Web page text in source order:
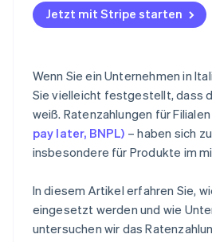
Risikomanagement
Steuern
Belege und Einzug von
Organisatorische Vorteile
Jetzt mit Stripe starten
Wenn Sie ein Unternehmen in
Sie vielleicht festgestellt, dass
weiß. Ratenzahlungen für
pay later, BNPL) – haben sich
insbesondere für Produkte im
In diesem Artikel erfahren Sie,
eingesetzt werden und wie
untersuchen wir das